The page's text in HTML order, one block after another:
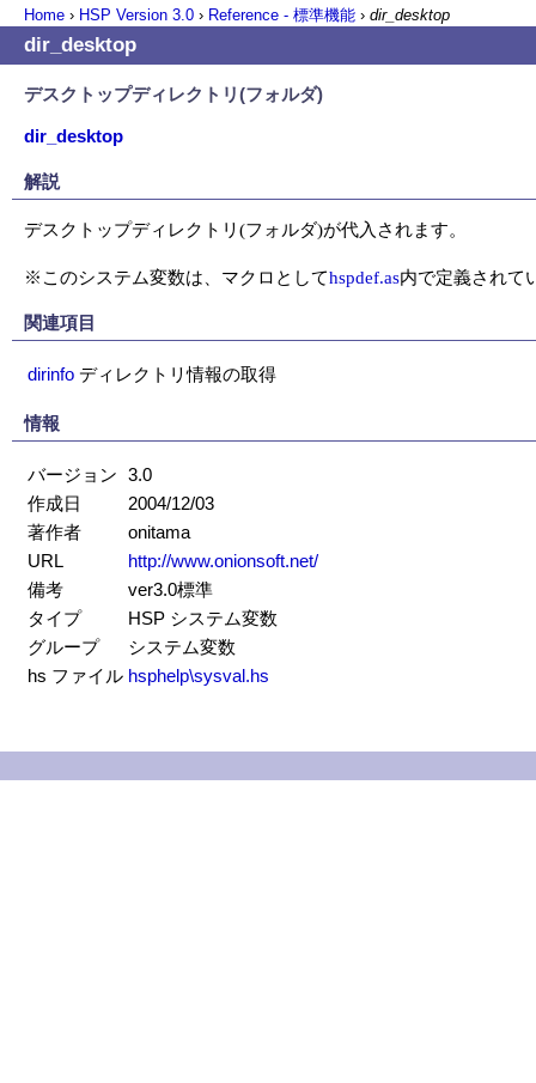
Home › HSP Version 3.0 › Reference - 標準機能 › dir_desktop
dir_desktop
デスクトップディレクトリ(フォルダ)
dir_desktop
解説
デスクトップディレクトリ(フォルダ)が代入されます。
※このシステム変数は、マクロとしてhspdef.as内で定義されて
関連項目
dirinfo ディレクトリ情報の取得
情報
バージョン 3.0
作成日
2004/12/03
著作者
onitama
URL
http://www.onionsoft.net/
備考
ver3.0標準
タイプ
HSP システム変数
グループ
システム変数
hs ファイル hsphelp\sysval.hs